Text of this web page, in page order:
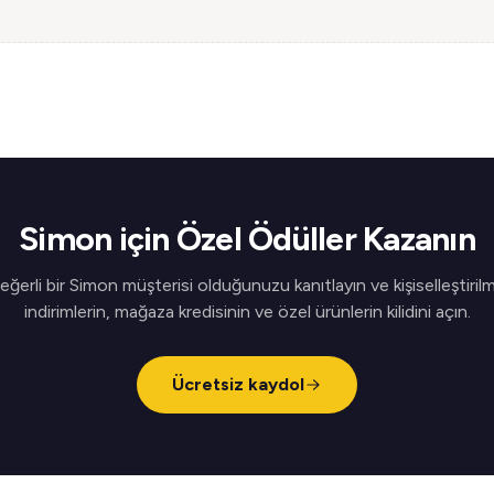
Simon için Özel Ödüller Kazanın
bir Simon müşterisi olduğunuzu kanıtlayın ve
indirimlerin, mağaza kredisinin ve özel ürünlerin kilidini açın.
Ücretsiz kaydol